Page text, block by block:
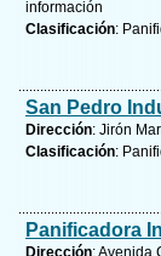
información
Clasificación:
San Pedro
Dirección: Jirón
Clasificación:
Panificadora
Dirección: Avenida